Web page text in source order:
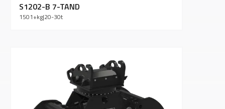
S1202-B 7-TAND
1501+kg|20-30t